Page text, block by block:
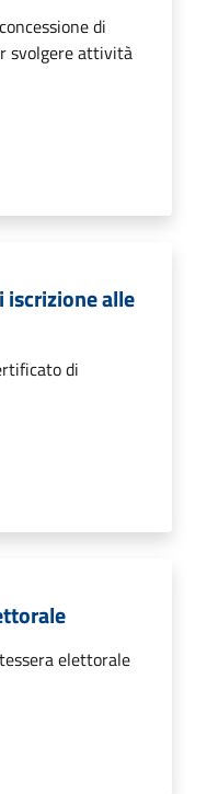
di
svolgere attività
iscrizione alle
di
elettorale